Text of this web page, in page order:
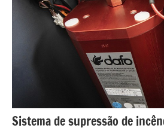
Sistema de supressão de